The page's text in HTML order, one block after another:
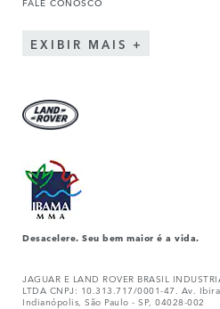
EXIBIR MAIS
Desacelere. Seu bem maior é a vida.
JAGUAR E LAND ROVER BRASIL
LTDA CNPJ: 10.313.717/0001-47. Av.
Indianópolis, São Paulo - SP, 04028-002